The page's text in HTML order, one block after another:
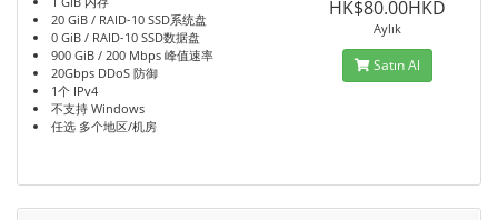
20 GiB / RAID-10 SSD系统盘
0 GiB / RAID-10 SSD数据盘
900 GiB / 200 Mbps 峰值速率
20Gbps DDoS 防御
1个 IPv4
不支持 Windows
任选 多个地区/机房
HK$80.00HKD
Aylık
Satın Al